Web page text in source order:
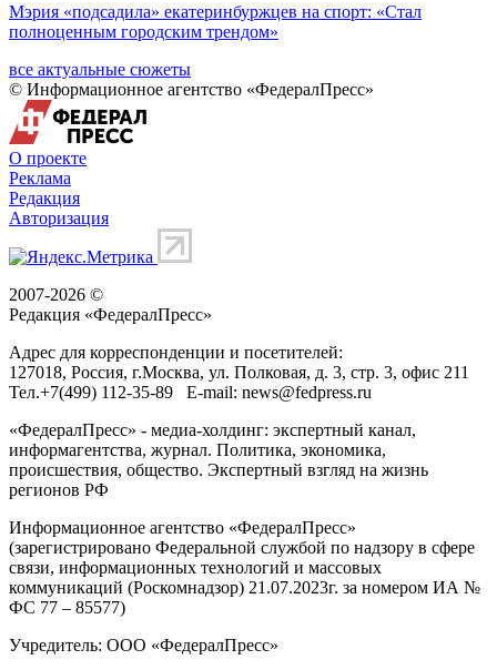
Мэрия «подсадила» екатеринбуржцев на спорт: «Стал
полноценным городским трендом»
все актуальные сюжеты
© Информационное агентство «ФедералПресс»
О проекте
Реклама
Редакция
Авторизация
2007-2026 ©
Редакция «ФедералПресс»
Адрес для корреспонденции и посетителей:
127018, Россия, г.Москва, ул. Полковая, д. 3, стр. 3, офис 211
Тел.+7(499) 112-35-89 E-mail: news@fedpress.ru
«ФедералПресс» - медиа-холдинг: экспертный канал,
информагентства, журнал. Политика, экономика,
происшествия, общество. Экспертный взгляд на жизнь
регионов РФ
Информационное агентство «ФедералПресс»
(зарегистрировано Федеральной службой по надзору в сфере
связи, информационных технологий и массовых
коммуникаций (Роскомнадзор) 21.07.2023г. за номером ИА №
ФС 77 – 85577)
Учредитель: ООО «ФедералПресс»